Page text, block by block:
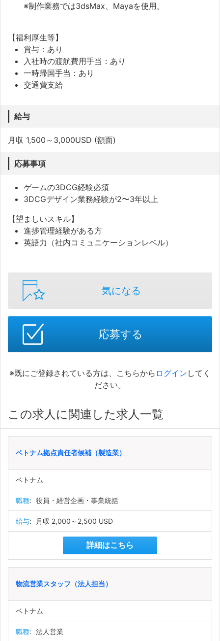
※制作業務では3dsMax、Mayaを使用。
【福利厚生等】
賞与：あり
入社時の渡航費用手当：あり
一時帰国手当：あり
交通費支給
給与
月収 1,500～3,000USD (額面)
応募事項
ゲームの3DCG経験必須
3DCGデザイン業務経験が2〜3年以上
【望ましいスキル】
進捗管理経験がある方
英語力（社内コミュニケーションレベル）
気になる
応募する
※既にご登録されている方は、こちらから ログイン してく
ださい。
この求人に関連した求人一覧
ベトナム拠点責任者候補（製造業）
ベトナム
職種: 役員・経営企画・事業統括
給与: 月収 2,000～2,500 USD
詳細はこちら
物流営業スタッフ（法人担当）
ベトナム
職種: 法人営業